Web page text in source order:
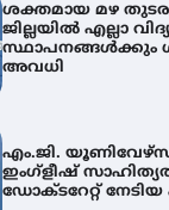
ശക്തമായ മഴ
ജില്ലയിൽ എല്ലാ
സ്ഥാപനങ്ങൾക്കും
അവധി
എം.ജി.
ഇംഗ്ളീഷ്
ഡോക്ടറേറ്റ്